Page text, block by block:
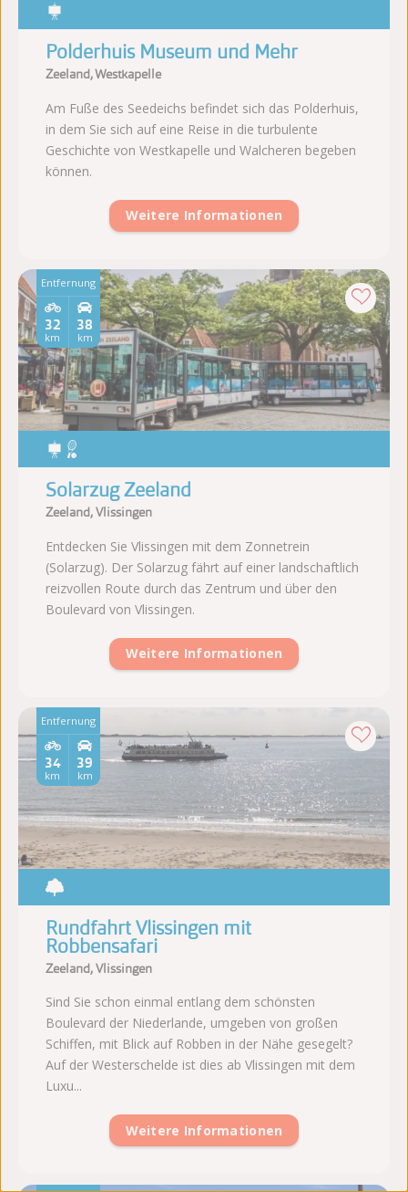
Entfernung
39
km
34
km
Rundfahrt Vlissingen mit
Robbensafari
Zeeland, Vlissingen
Sind Sie schon einmal entlang dem schönsten
Boulevard der Niederlande, umgeben von großen
Schiffen, mit Blick auf Robben in der Nähe gesegelt?
Auf der Westerschelde ist dies ab Vlissingen mit dem
Luxu...
Weitere Informationen
Polderhuis Museum und Mehr
Zeeland, Westkapelle
Am Fuße des Seedeichs befindet sich das Polderhuis,
in dem Sie sich auf eine Reise in die turbulente
Geschichte von Westkapelle und Walcheren begeben
können.
Weitere Informationen
Entfernung
38
km
32
km
Solarzug Zeeland
Zeeland, Vlissingen
Entdecken Sie Vlissingen mit dem Zonnetrein
(Solarzug). Der Solarzug fährt auf einer landschaftlich
reizvollen Route durch das Zentrum und über den
Boulevard von Vlissingen.
Weitere Informationen